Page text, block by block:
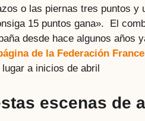
o las piernas tres puntos y
15 puntos gana». El
desde hace algunos años
de la Federación
lugar a inicios de abril
escenas de